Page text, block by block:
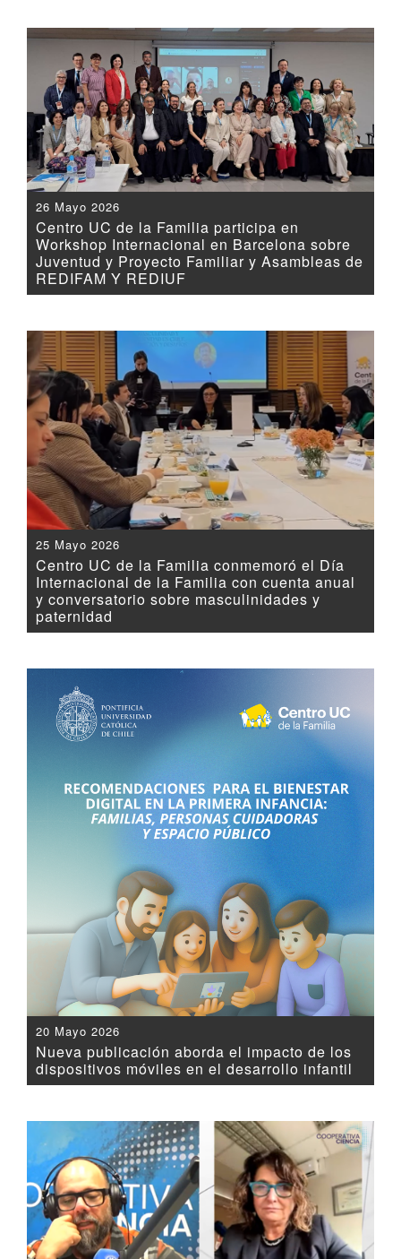
26 Mayo 2026
Centro UC de la Familia participa en
Workshop Internacional en Barcelona sobre
Juventud y Proyecto Familiar y Asambleas de
REDIFAM Y REDIUF
25 Mayo 2026
Centro UC de la Familia conmemoró el Día
Internacional de la Familia con cuenta anual
y conversatorio sobre masculinidades y
paternidad
20 Mayo 2026
Nueva publicación aborda el impacto de los
dispositivos móviles en el desarrollo infantil